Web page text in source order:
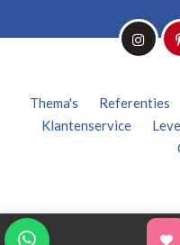
Thema's Referenties
Klantenservice